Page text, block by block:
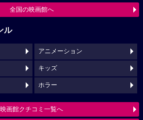
全国の映画館へ
ル
アニメーション
キッズ
ホラー
映画館クチコミ一覧へ